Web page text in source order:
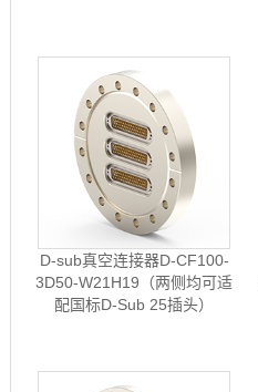
D-sub真空连接器D-CF100-
3D50-W21H19（两侧均可适
配国标D-Sub 25插头）